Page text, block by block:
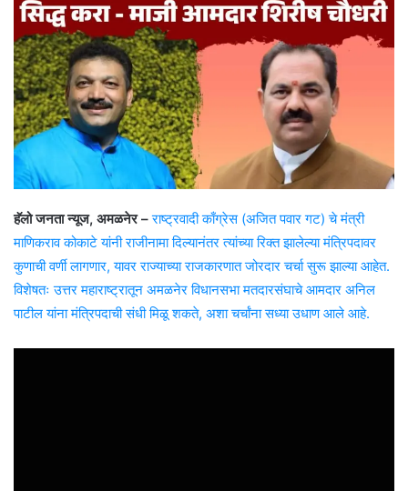
हॅलो जनता न्यूज, अमळनेर – राष्ट्रवादी काँग्रेस (अजित पवार गट) चे मंत्री
माणिकराव कोकाटे यांनी राजीनामा दिल्यानंतर त्यांच्या रिक्त झालेल्या मंत्रिपदावर
कुणाची वर्णी लागणार, यावर राज्याच्या राजकारणात जोरदार चर्चा सुरू झाल्या आहेत.
विशेषतः उत्तर महाराष्ट्रातून अमळनेर विधानसभा मतदारसंघाचे आमदार अनिल
पाटील यांना मंत्रिपदाची संधी मिळू शकते, अशा चर्चांना सध्या उधाण आले आहे.